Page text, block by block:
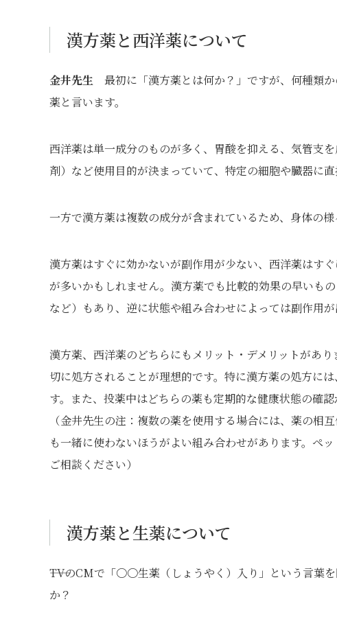
漢方薬と西洋薬について
金井先生 最初に「漢方薬とは何か？」ですが、何種類
薬と言います。
西洋薬は単一成分のものが多く、胃酸を抑える、気管支
剤）など使用目的が決まっていて、特定の細胞や臓器に直
一方で漢方薬は複数の成分が含まれているため、身体の様
漢方薬はすぐに効かないが副作用が少ない、西洋薬はす
が多いかもしれません。漢方薬でも比較的効果の早いも
など）もあり、逆に状態や組み合わせによっては副作用が
漢方薬、西洋薬のどちらにもメリット・デメリットがあ
切に処方されることが理想的です。特に漢方薬の処方に
す。また、投薬中はどちらの薬も定期的な健康状態の確認
（金井先生の注：複数の薬を使用する場合には、薬の相
も一緒に使わないほうがよい組み合わせがあります。ペ
ご相談ください）
漢方薬と生薬について
――TVのCMで「〇〇生薬（しょうやく）入り」という言
か？